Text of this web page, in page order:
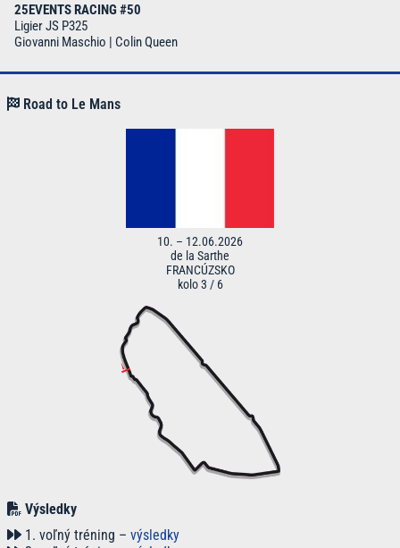
25EVENTS RACING #50
Ligier JS P325
Giovanni Maschio | Colin Queen
Road to Le Mans
10. – 12.06.2026
de la Sarthe
FRANCÚZSKO
kolo 3 / 6
Výsledky
1. voľný tréning – výsledky